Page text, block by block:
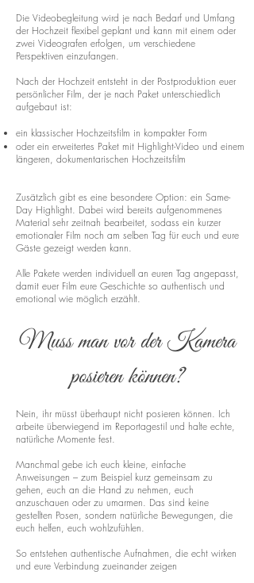
Die Videobegleitung wird je nach Bedarf und Umfang
der Hochzeit flexibel geplant und kann mit einem oder
zwei Videografen erfolgen, um verschiedene
Perspektiven einzufangen.
Nach der Hochzeit entsteht in der Postproduktion euer
persönlicher Film, der je nach Paket unterschiedlich
aufgebaut ist:
ein klassischer Hochzeitsfilm in kompakter Form
oder ein erweitertes Paket mit Highlight-Video und einem
längeren, dokumentarischen Hochzeitsfilm
Zusätzlich gibt es eine besondere Option: ein Same-
Day Highlight. Dabei wird bereits aufgenommenes
Material sehr zeitnah bearbeitet, sodass ein kurzer
emotionaler Film noch am selben Tag für euch und eure
Gäste gezeigt werden kann.
Alle Pakete werden individuell an euren Tag angepasst,
damit euer Film eure Geschichte so authentisch und
emotional wie möglich erzählt.
Muss man vor der Kamera
posieren können?
Nein, ihr müsst überhaupt nicht posieren können. Ich
arbeite überwiegend im Reportagestil und halte echte,
natürliche Momente fest.
Manchmal gebe ich euch kleine, einfache
Anweisungen – zum Beispiel kurz gemeinsam zu
gehen, euch an die Hand zu nehmen, euch
anzuschauen oder zu umarmen. Das sind keine
gestellten Posen, sondern natürliche Bewegungen, die
euch helfen, euch wohlzufühlen.
So entstehen authentische Aufnahmen, die echt wirken
und eure Verbindung zueinander zeigen